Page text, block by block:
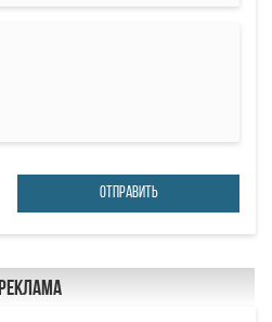
ОТПРАВИТЬ
Реклама